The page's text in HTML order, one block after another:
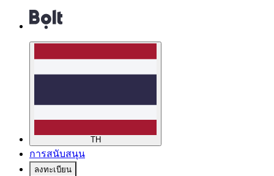
TH
การสนับสนุน
ลงทะเบียน